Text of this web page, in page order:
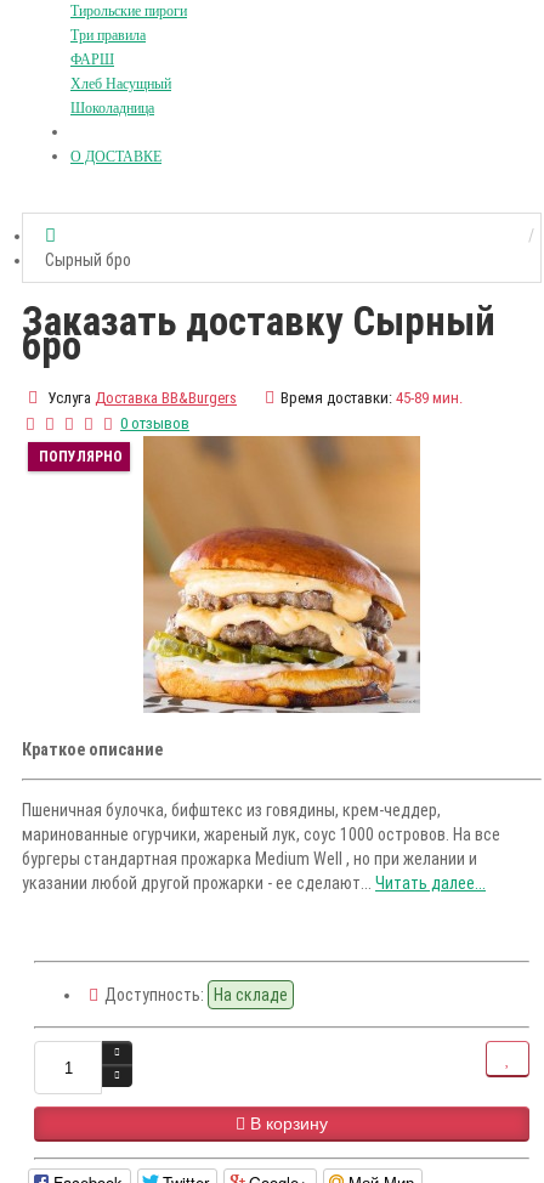
Тирольские пироги
Три правила
ФАРШ
Хлеб Насущный
Шоколадница
О ДОСТАВКЕ
Сырный бро
Заказать доставку Сырный
бро
Услуга Доставка BB&Burgers Время доставки: 45-89 мин.
0 отзывов
ПОПУЛЯРНО
Краткое описание
Пшеничная булочка, бифштекс из говядины, крем-чеддер,
маринованные огурчики, жареный лук, соус 1000 островов. На все
бургеры стандартная прожарка Medium Well , но при желании и
указании любой другой прожарки - ее сделают... Читать далее...
Доступность: На складе
В корзину